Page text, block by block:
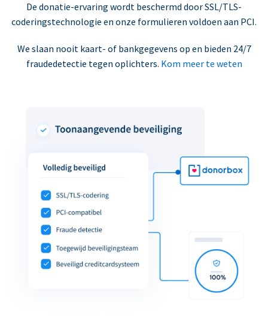
De donatie-ervaring wordt beschermd door SSL/TLS-
coderingstechnologie en onze formulieren voldoen aan PCI.
We slaan nooit kaart- of bankgegevens op en bieden 24/7
fraudedetectie tegen oplichters. Kom meer te weten